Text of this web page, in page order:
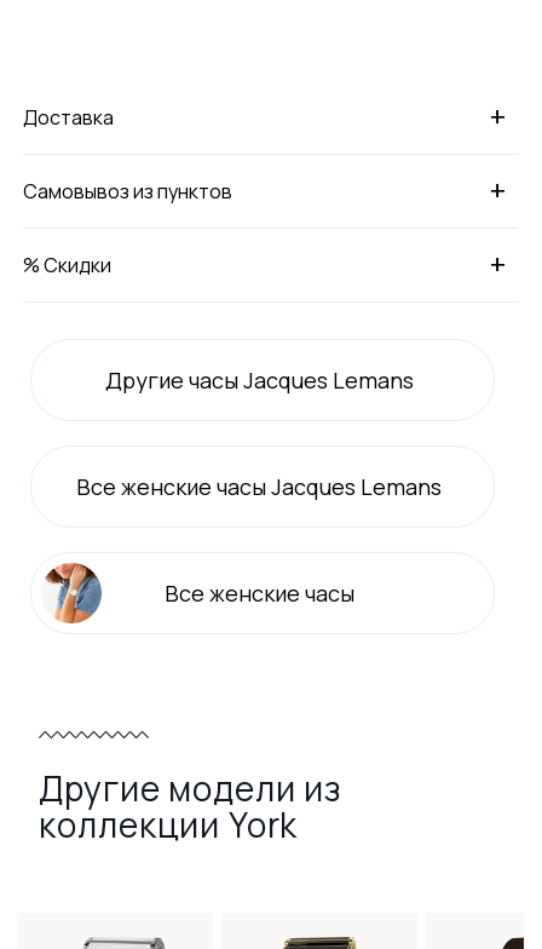
+
Доставка
+
Самовывоз из пунктов
+
% Скидки
Другие часы Jacques Lemans
Всеженские часы Jacques Lemans
Все женские часы
Другие модели из
коллекции York